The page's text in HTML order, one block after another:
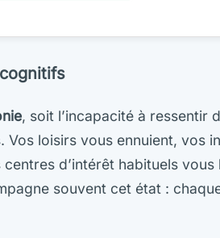
, soit l’incapacité à ressentir
loisirs vous ennuient, vos
d’intérêt habituels vous
souvent cet état :